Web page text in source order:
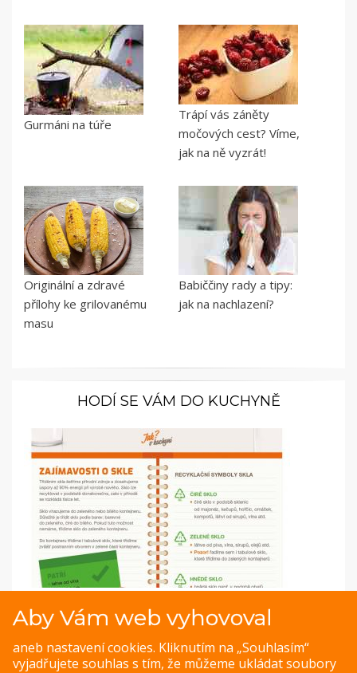
Gurmáni na túře
Trápí vás záněty
močových cest? Víme,
jak na ně vyzrát!
Originální a zdravé
přílohy ke grilovanému
masu
Babiččiny rady a tipy:
jak na nachlazení?
HODÍ SE VÁM DO KUCHYNĚ
Infografika o třídění odpadu ze skla
úspory až 90% energií při výrobě nového. V přírodě se
Aby Vám web vyhovoval
aneb nastavení cookies. Kliknutím na „Souhlasím“
vyjadřujete souhlas s tím, že můžeme ukládat soubory